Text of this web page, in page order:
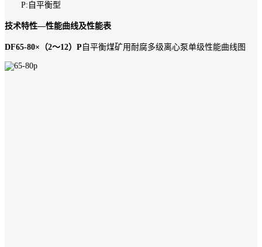
P:自平衡型
技术特性—性能曲线及性能表
DF65-80×（2～12）P 自平衡煤矿用耐腐多级离心泵单级性能曲线图